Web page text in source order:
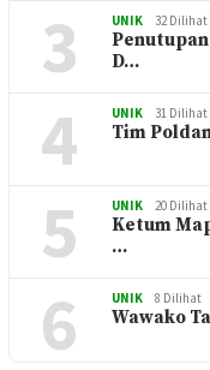
3 UNIK 32 Dilihat
D…
4 UNIK 31 Dilihat
Tim
5 UNIK 20 Dilihat
Ketum
…
6 UNIK 8 Dilihat
Wawako